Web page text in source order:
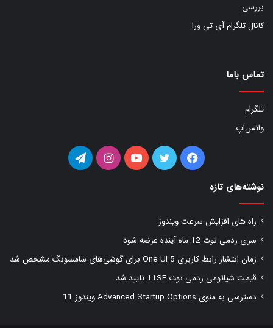
بررسی
کانال تلگرام آی تی ورا
تماس باما
تلگرام
واتس‌اپ
فیس توییتر یوتیوب اینستاگرامتلگرام
نوشته‌های تازه
راه های افزایش سرعت ویندوز
سری ردمی نوت 12 ماه آینده عرضه شود
زمان انتشار رابط کاربری One UI 5 برای گوشی‌های سامسونگ مشخص شد
قیمت شیائومی ردمی نوت 11SE تایید شد
دسترسی به منوی Advanced Startup Options ویندوز 11